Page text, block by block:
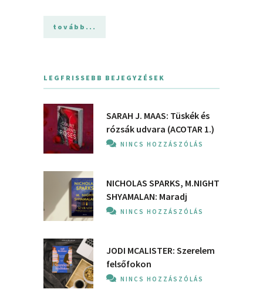
tovább...
LEGFRISSEBB BEJEGYZÉSEK
SARAH J. MAAS: Tüskék és
rózsák udvara (ACOTAR 1.)
NINCS HOZZÁSZÓLÁS
NICHOLAS SPARKS, M.NIGHT
SHYAMALAN: Maradj
NINCS HOZZÁSZÓLÁS
JODI MCALISTER: Szerelem
felsőfokon
NINCS HOZZÁSZÓLÁS